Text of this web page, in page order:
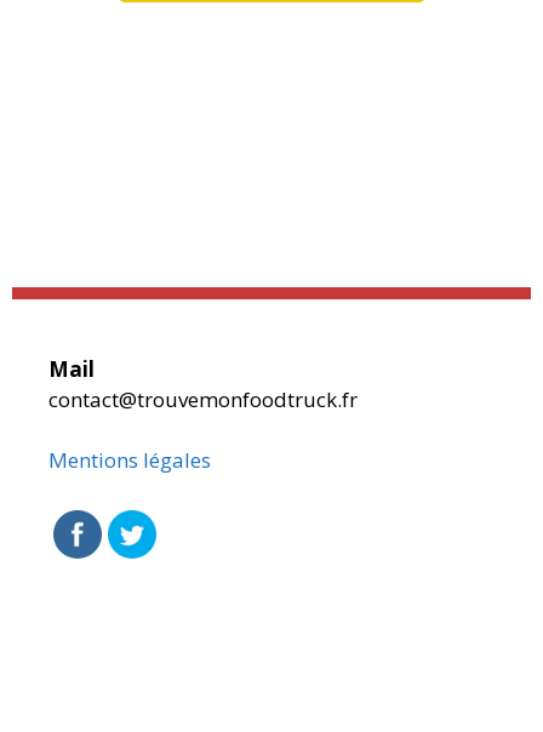
Mail
contact@trouvemonfoodtruck.fr
Mentions légales